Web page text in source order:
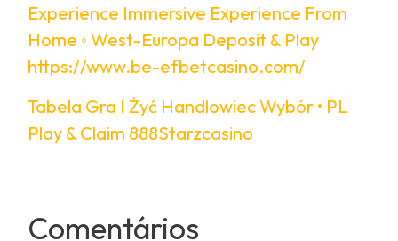
Experience Immersive Experience From
Home ◦ West-Europa Deposit & Play
https://www.be-efbetcasino.com/
Tabela Gra I Żyć Handlowiec Wybór • PL
Play & Claim 888Starzcasino
Comentários